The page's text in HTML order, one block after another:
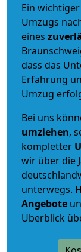
Ein
Umzugs
eines
dass das
Erfahrung
Umzug
Bei uns
umziehen,
kompletter
wir über die
unterwegs.
Angebote
Überblick